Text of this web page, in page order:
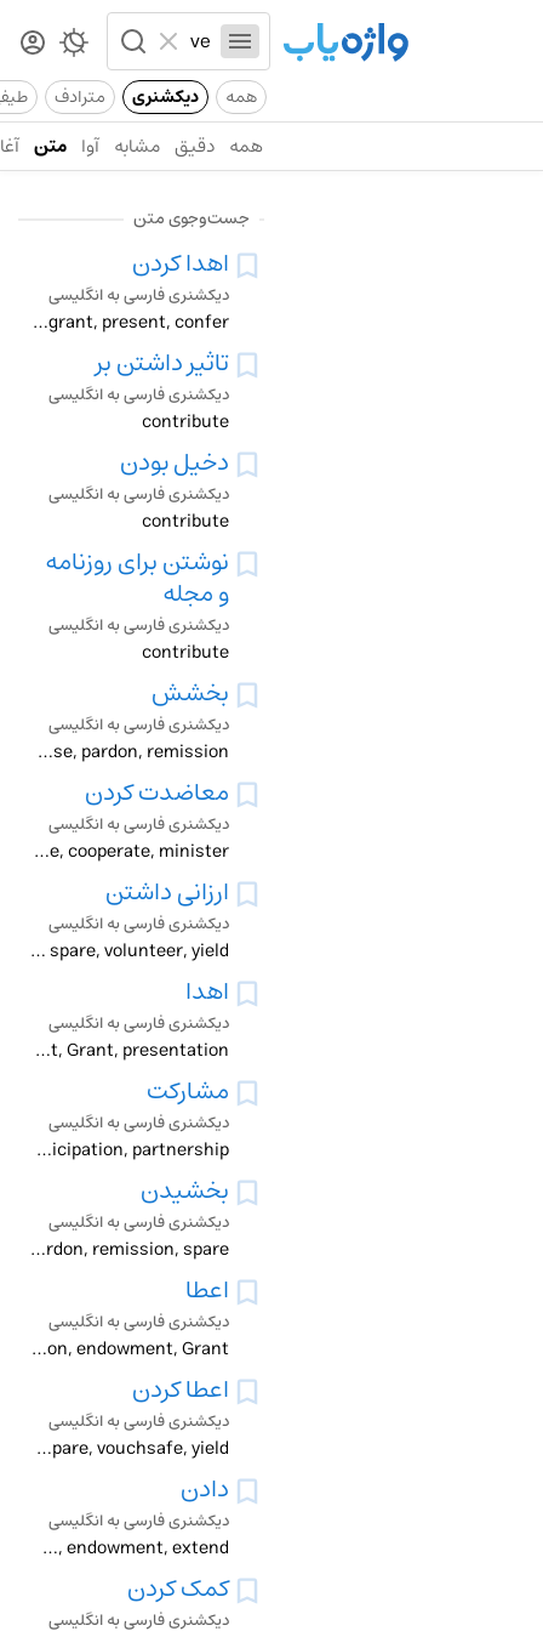
همه دیکشنری مترادف
همه دقیق مشابه آوا متن
جست‌وجوی متن
اهدا کردن
دیکشنری فارسی به انگلیسی
contribute, donate, give, grant, present, confer
تاثیر داشتن بر
دیکشنری فارسی به انگلیسی
contribute
دخیل بودن
دیکشنری فارسی به انگلیسی
contribute
نوشتن برای روزنامه
و مجله
دیکشنری فارسی به انگلیسی
contribute
بخشش
دیکشنری فارسی به انگلیسی
baksheesh, contribution, dole, donation, endowment, forgiveness, free pardon, gift, grant, indulgence, largess, largesse, pardon, remission
معاضدت کردن
دیکشنری فارسی به انگلیسی
co-operate, contribute, cooperate, minister
ارزانی داشتن
دیکشنری فارسی به انگلیسی
bequeath, bestow, contribute, endow, extend, gift, offer, proffer, rain, spare, volunteer, yield
اهدا
دیکشنری فارسی به انگلیسی
bestowal, conferment, contribution, dedication, donation, endowment, Grant, presentation
مشارکت
دیکشنری فارسی به انگلیسی
association, consortium, contribution, participation, partnership
بخشیدن
دیکشنری فارسی به انگلیسی
absolve, amnesty, award, bless, contribute, donate, endow, excuse, forgive, gift, pardon, remission, spare
اعطا
دیکشنری فارسی به انگلیسی
bestowal, conferment, concession, contribution, disposition, endowment, Grant
اعطا کردن
دیکشنری فارسی به انگلیسی
accord, award, bless, concede, confer, contribute, endow, grant, spare, vouchsafe, yield
دادن
دیکشنری فارسی به انگلیسی
administer, afford, allow, accord, allocate, ate _, award, bear , contribute, concede, contribution, deal, delivery, donate, donation, endow, endowment, extend,
کمک کردن
دیکشنری فارسی به انگلیسی